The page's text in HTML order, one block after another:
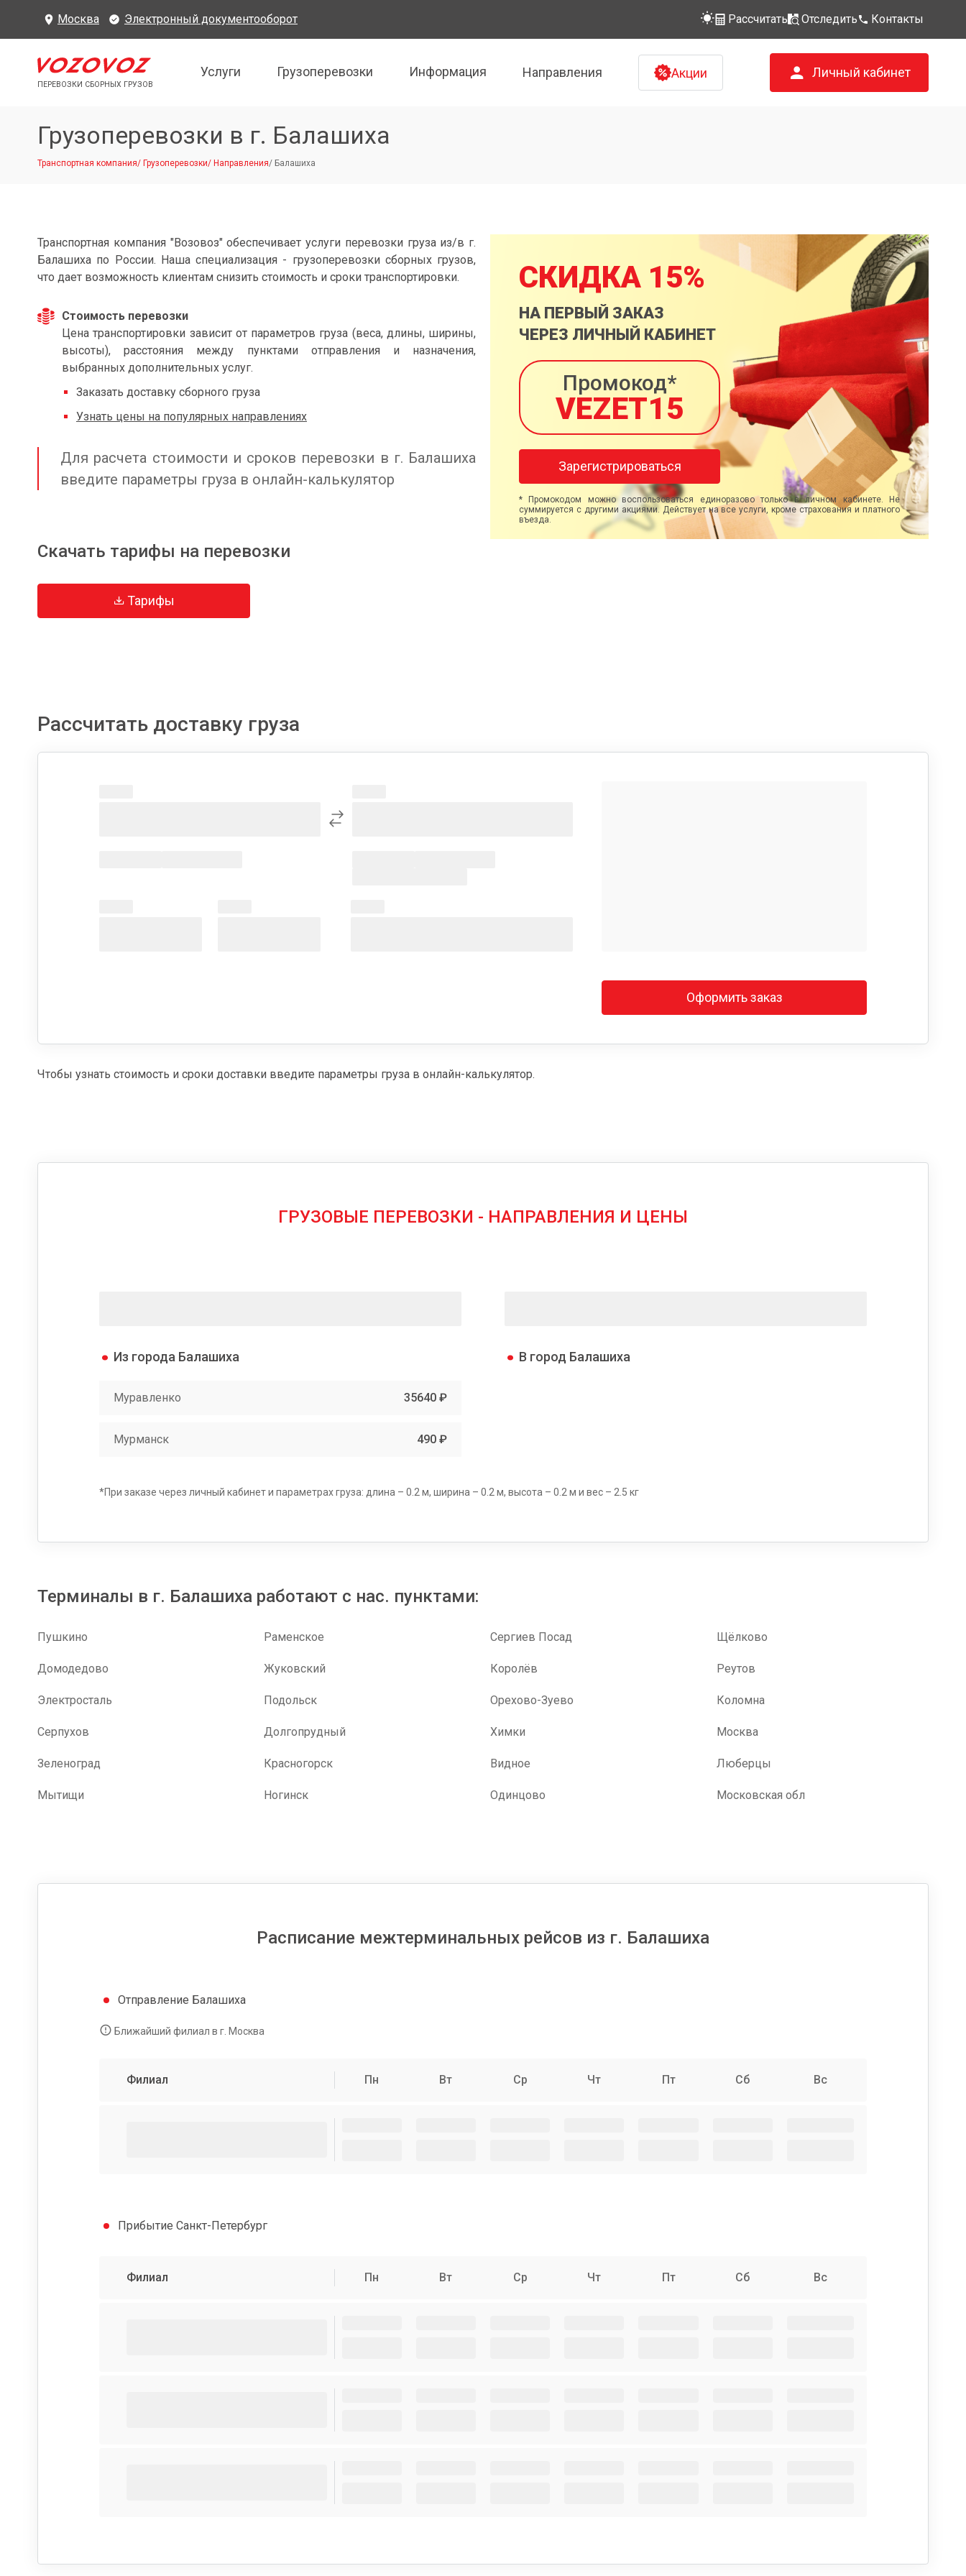
Москва Электронный документооборот Рассчитать Отследить Контакты
ПЕРЕВОЗКИ СБОРНЫХ ГРУЗОВ
Услуги Грузоперевозки Информация Направления Акции Личный кабинет
Грузоперевозки в г. Балашиха
Транспортная компания/ Грузоперевозки/ Направления/ Балашиха
Транспортная компания "Возовоз" обеспечивает услуги перевозки груза из/в г.
Балашиха по России. Наша специализация - грузоперевозки сборных грузов,
что дает возможность клиентам снизить стоимость и сроки транспортировки.
Стоимость перевозки
Цена транспортировки зависит от параметров груза (веса, длины, ширины,
высоты), расстояния между пунктами отправления и назначения,
выбранных дополнительных услуг.
Заказать доставку сборного груза
Узнать цены на популярных направлениях
Для расчета стоимости и сроков перевозки в г. Балашиха
введите параметры груза в онлайн-калькулятор
Скачать тарифы на перевозки
Тарифы
СКИДКА 15%
НА ПЕРВЫЙ ЗАКАЗ
ЧЕРЕЗ ЛИЧНЫЙ КАБИНЕТ
Промокод*
VEZET15
Зарегистрироваться
* Промокодом можно воспользоваться единоразово только в личном кабинете. Не
суммируется с другими акциями. Действует на все услуги, кроме страхования и платного
въезда.
Рассчитать доставку груза
Оформить заказ
Чтобы узнать стоимость и сроки доставки введите параметры груза в онлайн-калькулятор.
ГРУЗОВЫЕ ПЕРЕВОЗКИ - НАПРАВЛЕНИЯ И ЦЕНЫ
Из города Балашиха
Муравленко 35640 ₽
Мурманск 490 ₽
В город Балашиха
*При заказе через личный кабинет и параметрах груза: длина – 0.2 м, ширина – 0.2 м, высота – 0.2 м и вес – 2.5 кг
Терминалы в г. Балашиха работают с нас. пунктами:
Пушкино Раменское Сергиев Посад Щёлково
Домодедово Жуковский Королёв Реутов
Электросталь Подольск Орехово-Зуево Коломна
Серпухов Долгопрудный Химки Москва
Зеленоград Красногорск Видное Люберцы
Мытищи Ногинск Одинцово Московская обл
Расписание межтерминальных рейсов из г. Балашиха
Отправление Балашиха
Ближайший филиал в г. Москва
Филиал Пн Вт Ср Чт Пт Сб Вс
Прибытие Санкт-Петербург
Филиал Пн Вт Ср Чт Пт Сб Вс